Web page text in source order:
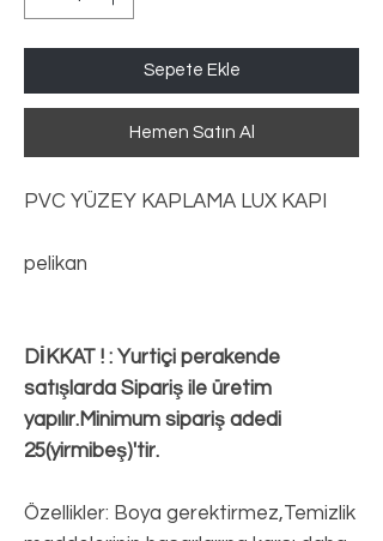
Sepete Ekle
Hemen Satın Al
PVC YÜZEY KAPLAMA LUX KAPI
pelikan
DİKKAT ! : Yurtiçi perakende
satışlarda Sipariş ile üretim
yapılır.Minimum sipariş adedi
25(yirmibeş)'tir.
Özellikler: Boya gerektirmez,Temizlik